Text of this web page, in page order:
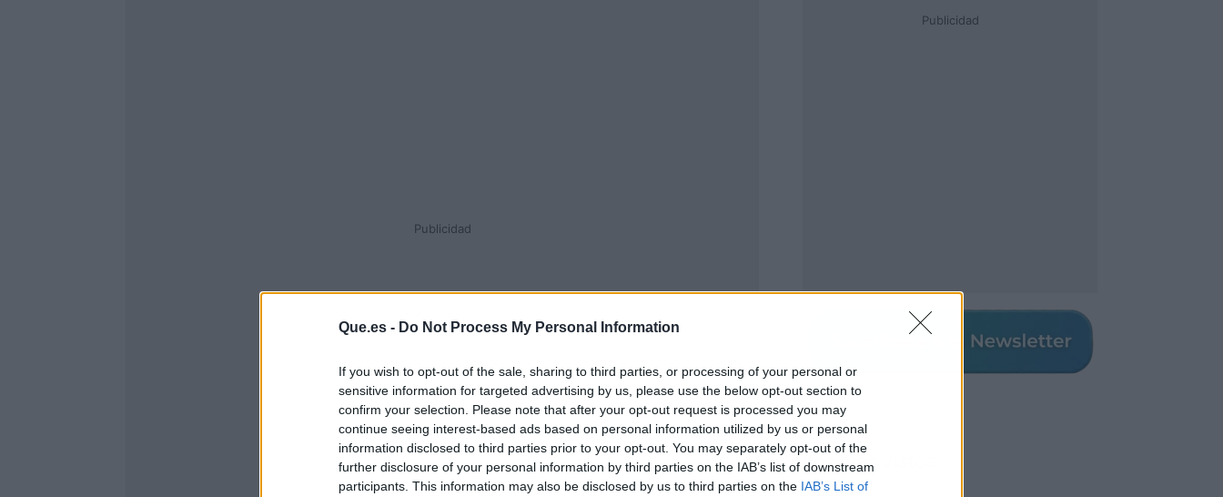
Que.es - Do Not Process My Personal Information
If you wish to opt-out of the sale, sharing to third parties, or processing of your personal or
sensitive information for targeted advertising by us, please use the below opt-out section to
confirm your selection. Please note that after your opt-out request is processed you may
continue seeing interest-based ads based on personal information utilized by us or personal
information disclosed to third parties prior to your opt-out. You may separately opt-out of the
further disclosure of your personal information by third parties on the IAB’s list of downstream
participants. This information may also be disclosed by us to third parties on the IAB’s List of
Publicidad
Publicidad
Los más vistos